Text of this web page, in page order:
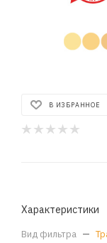
В ИЗБРАННОЕ
Характеристики
Вид фильтра —